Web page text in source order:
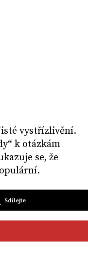
vystřízlivění.
k otázkám
se, že
Sdílejte